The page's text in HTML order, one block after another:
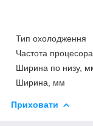
Тип охолодження
Частота
Ширина по низу,
Ширина, мм
Приховати